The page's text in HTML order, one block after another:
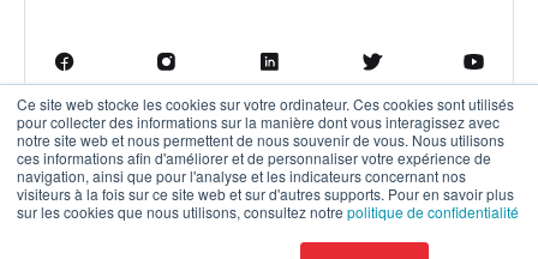
Ce site web stocke les cookies sur votre ordinateur. Ces cookies sont utilisés
pour collecter des informations sur la manière dont vous interagissez avec
notre site web et nous permettent de nous souvenir de vous. Nous utilisons
ces informations afin d'améliorer et de personnaliser votre expérience de
navigation, ainsi que pour l'analyse et les indicateurs concernant nos
visiteurs à la fois sur ce site web et sur d'autres supports. Pour en savoir plus
sur les cookies que nous utilisons, consultez notre politique de confidentialité
Termes d'utilisation Politique de confidentialité